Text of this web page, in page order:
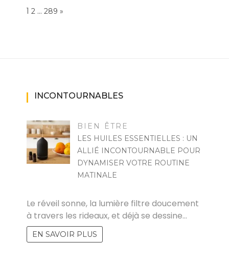
Page:
1 2 … 289 NEXT
»
INCONTOURNABLES
BIEN ÊTRE
LES HUILES ESSENTIELLES : UN
ALLIÉ INCONTOURNABLE POUR
DYNAMISER VOTRE ROUTINE
MATINALE
Le réveil sonne, la lumière filtre doucement
à travers les rideaux, et déjà se dessine…
EN SAVOIR PLUS